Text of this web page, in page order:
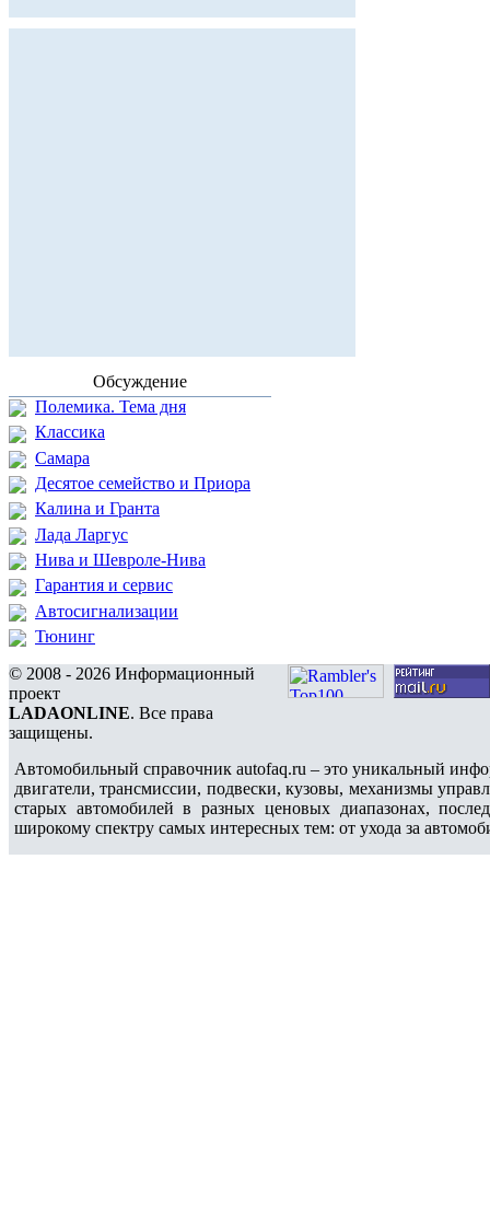
Обсуждение
Полемика. Тема дня
Классика
Самара
Десятое семейство и Приора
Калина и Гранта
Лада Ларгус
Нива и Шевроле-Нива
Гарантия и сервис
Автосигнализации
Тюнинг
© 2008 - 2026 Информационный
проект
LADAONLINE. Все права
защищены.
Автомобильный справочник autofaq.ru – это уникальный
двигатели, трансмиссии, подвески, кузовы, механизмы
старых автомобилей в разных ценовых диапазонах,
широкому спектру самых интересных тем: от ухода за